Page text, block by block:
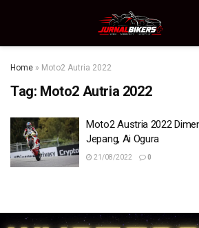
Home » Moto2 Autria 2022
Tag: Moto2 Autria 2022
Moto2 Austria 2022
Jepang, Ai Ogura
21/08/2022 0